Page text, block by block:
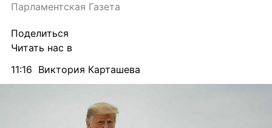
Парламентская Газета
Поделиться
Читать нас в
11:16  Виктория Карташева